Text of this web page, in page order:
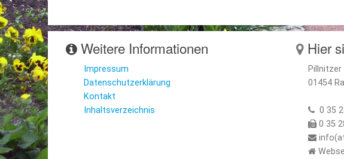
Weitere Informationen
Impressum
Datenschutzerklärung
Kontakt
Inhaltsverzeichnis
Hier
Pillnitzer
01454
0 35
0 35